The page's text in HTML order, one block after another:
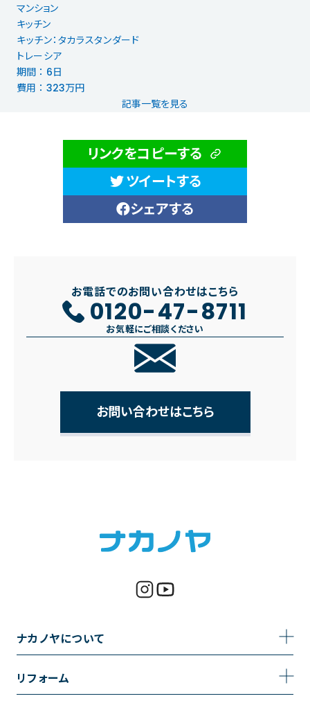
マンション
キッチン
キッチン：タカラスタンダード
トレーシア
期間 ： 6日
費用 ： 323万円
記事一覧を見る
リンクをコピーする
ツイートする
シェアする
お電話でのお問い合わせはこちら
0120-47-8711
お気軽にご相談ください
お問い合わせはこちら
ナカノヤについて
リフォーム